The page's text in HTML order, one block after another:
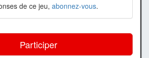
de ce jeu, abonnez-vous.
Participer